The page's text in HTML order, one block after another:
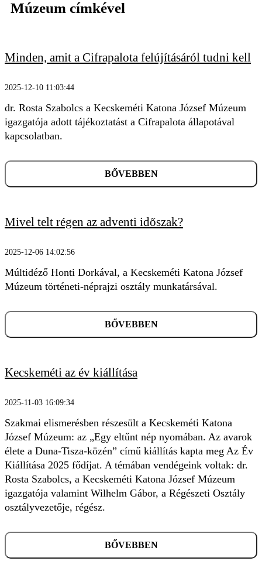
Múzeum címkével
Minden, amit a Cifrapalota felújításáról tudni kell
2025-12-10 11:03:44
dr. Rosta Szabolcs a Kecskeméti Katona József Múzeum
igazgatója adott tájékoztatást a Cifrapalota állapotával
kapcsolatban.
BŐVEBBEN
Mivel telt régen az adventi időszak?
2025-12-06 14:02:56
Múltidéző Honti Dorkával, a Kecskeméti Katona József
Múzeum történeti-néprajzi osztály munkatársával.
BŐVEBBEN
Kecskeméti az év kiállítása
2025-11-03 16:09:34
Szakmai elismerésben részesült a Kecskeméti Katona
József Múzeum: az „Egy eltűnt nép nyomában. Az avarok
élete a Duna-Tisza-közén” című kiállítás kapta meg Az Év
Kiállítása 2025 fődíjat. A témában vendégeink voltak: dr.
Rosta Szabolcs, a Kecskeméti Katona József Múzeum
igazgatója valamint Wilhelm Gábor, a Régészeti Osztály
osztályvezetője, régész.
BŐVEBBEN